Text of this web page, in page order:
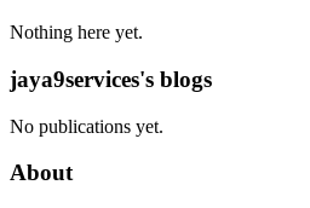
Nothing here yet.
jaya9services's blogs
No publications yet.
About